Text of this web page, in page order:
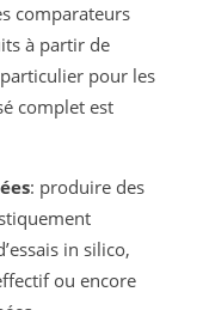
comparateurs
à partir de
pour les
complet est
: produire des
in silico,
ou encore